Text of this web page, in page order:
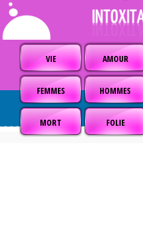
VIE AMOUR
FEMMES HOMMES
MORT FOLIE